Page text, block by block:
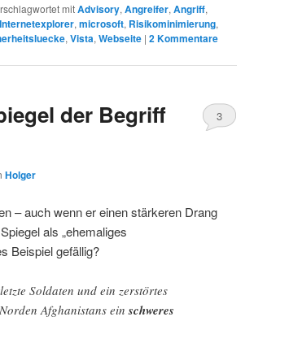
mitAdvisory, Angreifer, Angriff,
Internetexplorer, microsoft, Risikominimierung,
, Vista, Webseite | 2Kommentare
der Begriff
Holger
3
– auch wenn er einen stärkeren Drang
als „ehemaliges
Beispiel gefällig?
Soldaten und ein zerstörtes
Afghanistans einschweres